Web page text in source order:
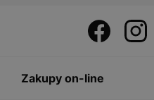
Zakupy on-line